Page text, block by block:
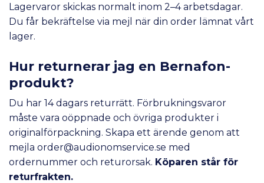
Lagervaror skickas normalt inom 2–4 arbetsdagar.
Du får bekräftelse via mejl när din order lämnat vårt
lager.
Hur returnerar jag en Bernafon-
produkt?
Du har 14 dagars returrätt. Förbrukningsvaror
måste vara oöppnade och övriga produkter i
originalförpackning. Skapa ett ärende genom att
mejla order@audionomservice.se med
ordernummer och returorsak. Köparen står för
returfrakten.